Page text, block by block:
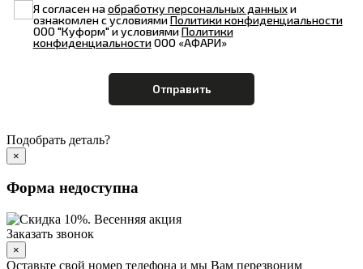
Я согласен наобработку персональных данныхи
ознакомлен с условиямиПолитики конфиденциальности
ООО "Куформ" и условиямиПолитики
конфиденциальностиООО «АФАРИ»
Подобрать деталь?
×
Форма недоступна
Заказать звонок
×
Оставьте свой номер телефона и мы Вам перезвоним